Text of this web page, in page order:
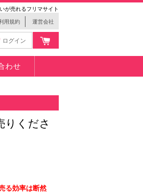
が売れるフリマサイト
用規約 運営会社
ログイン
わせ
りくださ
る効率は断然